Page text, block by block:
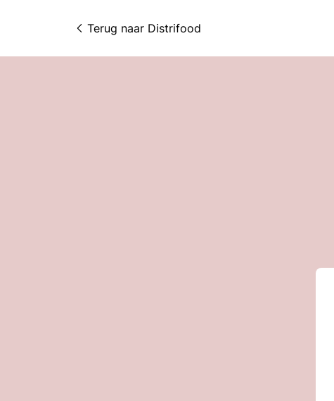
Terug naar Distrifood